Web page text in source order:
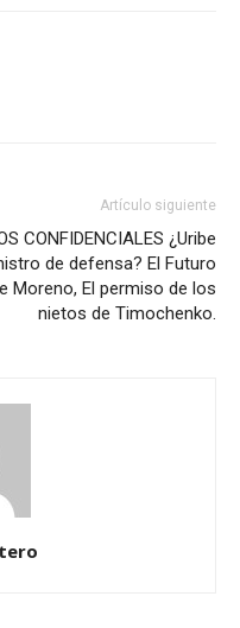
Artículo siguiente
CONFIDENCIALES ¿Uribe
de defensa? El Futuro
Moreno, El permiso de los
nietos de Timochenko.